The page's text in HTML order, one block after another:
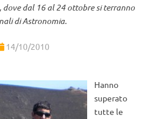
dove dal 16 al 24 ottobre si terranno
di Astronomia.
14/10/2010
Hanno
superato
tutte le